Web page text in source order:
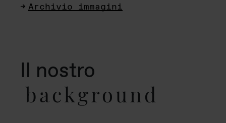
Archivio immagini
Il nostro
background